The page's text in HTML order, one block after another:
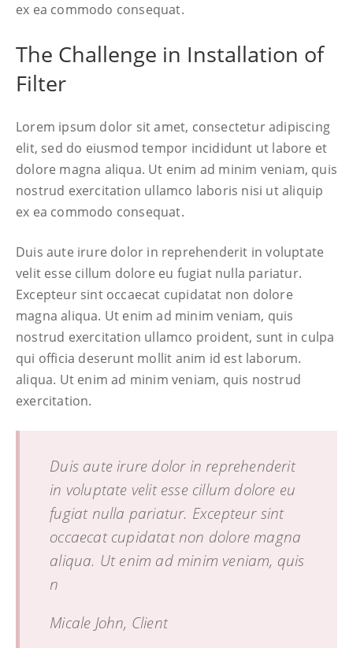
ex ea commodo consequat.
The Challenge in Installation of
Filter
Lorem ipsum dolor sit amet, consectetur adipiscing
elit, sed do eiusmod tempor incididunt ut labore et
dolore magna aliqua. Ut enim ad minim veniam, quis
nostrud exercitation ullamco laboris nisi ut aliquip
ex ea commodo consequat.
Duis aute irure dolor in reprehenderit in voluptate
velit esse cillum dolore eu fugiat nulla pariatur.
Excepteur sint occaecat cupidatat non dolore
magna aliqua. Ut enim ad minim veniam, quis
nostrud exercitation ullamco proident, sunt in culpa
qui officia deserunt mollit anim id est laborum.
aliqua. Ut enim ad minim veniam, quis nostrud
exercitation.
Duis aute irure dolor in reprehenderit
in voluptate velit esse cillum dolore eu
fugiat nulla pariatur. Excepteur sint
occaecat cupidatat non dolore magna
aliqua. Ut enim ad minim veniam, quis
n
Micale John, Client